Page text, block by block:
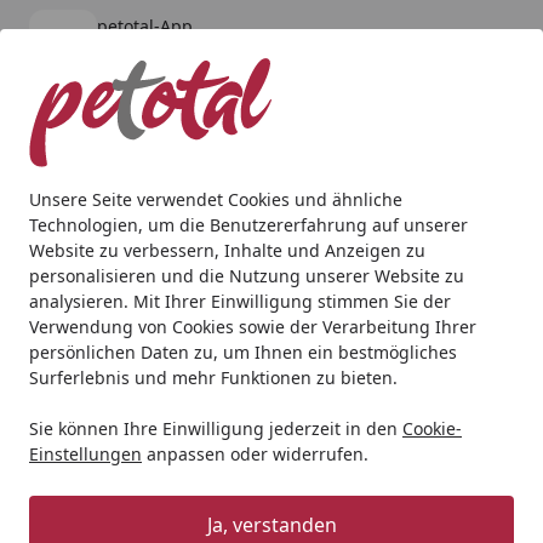
Unsere Seite verwendet Cookies und ähnliche
Technologien, um die Benutzererfahrung auf unserer
Website zu verbessern, Inhalte und Anzeigen zu
personalisieren und die Nutzung unserer Website zu
analysieren. Mit Ihrer Einwilligung stimmen Sie der
Verwendung von Cookies sowie der Verarbeitung Ihrer
persönlichen Daten zu, um Ihnen ein bestmögliches
Surferlebnis und mehr Funktionen zu bieten.
Sie können Ihre Einwilligung jederzeit in den Cookie-
Einstellungen anpassen oder widerrufen.
Ja, verstanden
petotal-App
kostenlos - Im App Store
Alle Produkte
Mein Konto
Suchen
Startseite
Geschenkideen Geschenkideen für Aquaristik
ECONLUX Cover JUWEL 9 92 cm
BALD VERGRIFFEN